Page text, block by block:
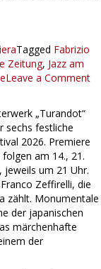
Tagged Fabrizio
Zeitung, Jazz am
Leave a Comment
„Turandot“
sechs festliche
2026. Premiere
am 14., 21.
jeweils um 21 Uhr.
Zeffirelli, die
zählt. Monumentale
der japanischen
märchenhafte
der